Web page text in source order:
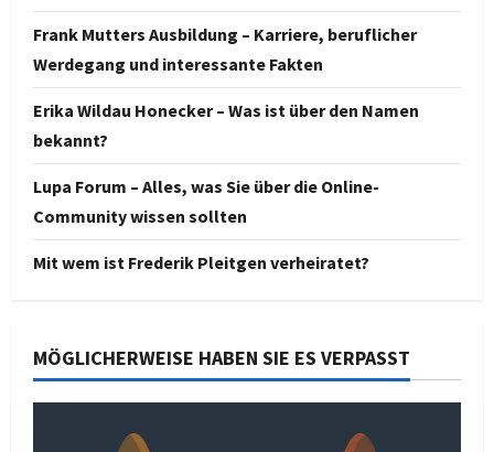
Frank Mutters Ausbildung – Karriere, beruflicher
Werdegang und interessante Fakten
Erika Wildau Honecker – Was ist über den Namen
bekannt?
Lupa Forum – Alles, was Sie über die Online-
Community wissen sollten
Mit wem ist Frederik Pleitgen verheiratet?
MÖGLICHERWEISE HABEN SIE ES VERPASST